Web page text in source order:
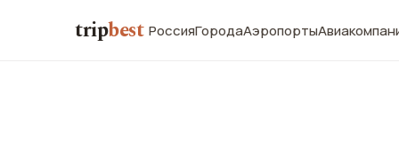
tripbest РоссияГородаАэропорты